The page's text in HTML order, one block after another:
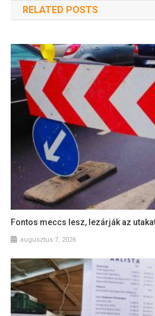
RELATED POSTS
Fontos meccs lesz, lezárják az
augusztus 7, 2026